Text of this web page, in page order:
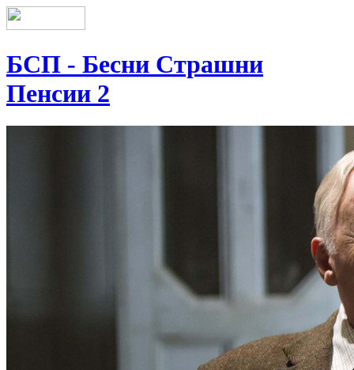
БСП - Бесни Страшни
Пенсии 2